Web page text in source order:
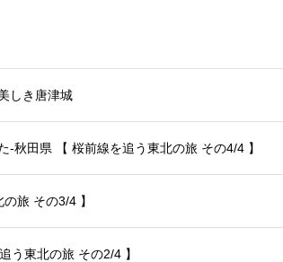
しき唐津城
秋田県 【 桜前線を追う東北の旅 その4/4 】
旅 その3/4 】
う東北の旅 その2/4 】